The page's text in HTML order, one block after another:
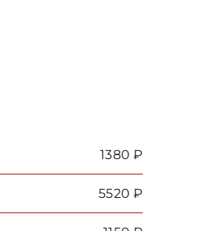
1380 ₽
5520 ₽